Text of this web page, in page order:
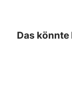
Das könnte